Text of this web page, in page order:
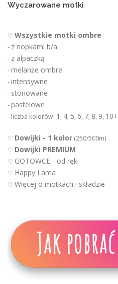
u
Wyczarowane motki
♡ Wszystkie motki ombre
- z nopkami b/a
- z alpaczką
-melanże ombre
-intensywne
- stonowane
-pastelowe
- liczba kolorów: 1 , 4, 5, 6, 7, 8, 9, 10+
♡ Dowijki - 1 kolor (250/500m)
♡ Dowijki PREMIUM
♡ GOTOWCE - od ręki
♡ Happy Lama
♡ Więcej o motkach i składzie